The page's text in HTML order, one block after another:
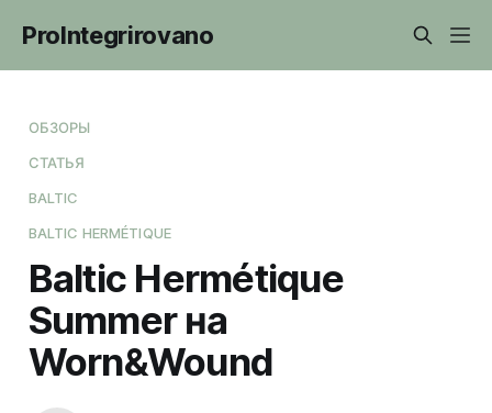
ProIntegrirovano
ОБЗОРЫ
СТАТЬЯ
BALTIC
BALTIC HERMÉTIQUE
Baltic Hermétique
Summer на
Worn&Wound